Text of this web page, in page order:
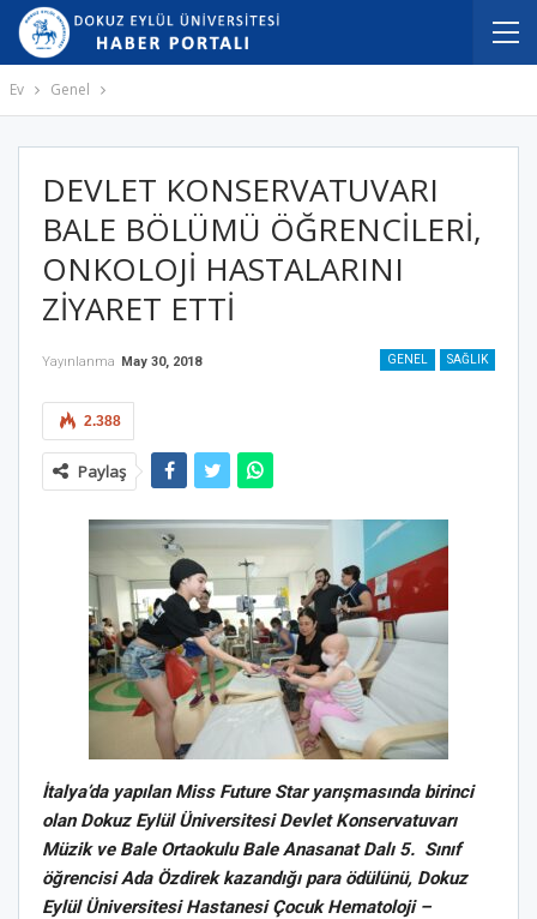
Ev Genel
DEVLET KONSERVATUVARI
BALE BÖLÜMÜ ÖĞRENCİLERİ,
ONKOLOJİ HASTALARINI
ZİYARET ETTİ
GENEL SAĞLIK
Yayınlanma May 30, 2018
2.388
Paylaş
İtalya’da yapılan Miss Future Star yarışmasında birinci
olan Dokuz Eylül Üniversitesi Devlet Konservatuvarı
Müzik ve Bale Ortaokulu Bale Anasanat Dalı 5. Sınıf
öğrencisi Ada Özdirek kazandığı para ödülünü, Dokuz
Eylül Üniversitesi Hastanesi Çocuk Hematoloji –